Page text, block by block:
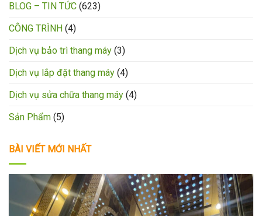
BLOG – TIN TỨC (623)
CÔNG TRÌNH (4)
Dịch vụ bảo trì thang máy (3)
Dịch vụ lắp đặt thang máy (4)
Dịch vụ sửa chữa thang máy (4)
Sản Phẩm (5)
BÀI VIẾT MỚI NHẤT